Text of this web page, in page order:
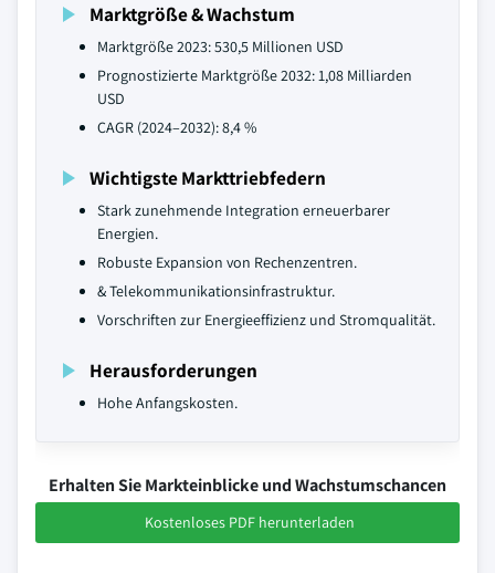
Marktgröße & Wachstum
Marktgröße 2023: 530,5 Millionen USD
Prognostizierte Marktgröße 2032: 1,08 Milliarden
USD
CAGR (2024–2032): 8,4 %
Wichtigste Markttriebfedern
Stark zunehmende Integration erneuerbarer
Energien.
Robuste Expansion von Rechenzentren.
& Telekommunikationsinfrastruktur.
Vorschriften zur Energieeffizienz und Stromqualität.
Herausforderungen
Hohe Anfangskosten.
Erhalten Sie Markteinblicke und Wachstumschancen
Kostenloses PDF herunterladen